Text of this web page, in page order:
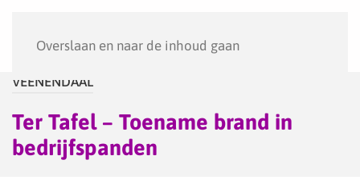
Overslaan en naar de inhoud gaan
VEENENDAAL
Ter Tafel – Toename brand in
bedrijfspanden